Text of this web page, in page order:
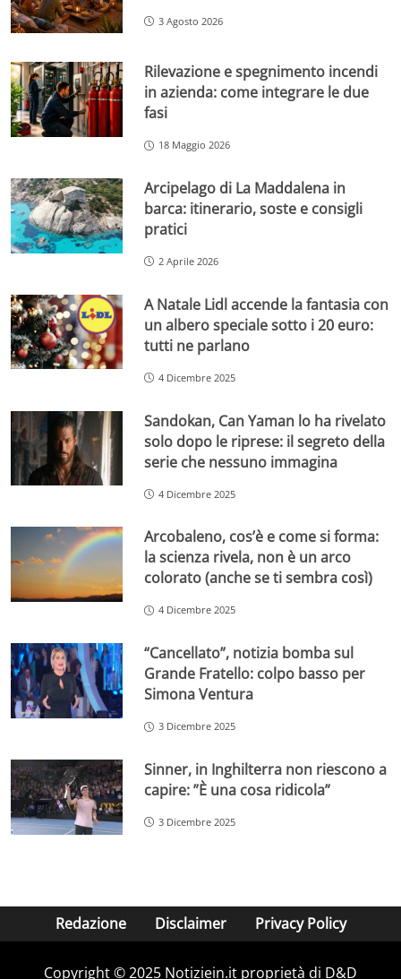
3 Agosto 2026
Rilevazione e spegnimento incendi
in azienda: come integrare le due
fasi
18 Maggio 2026
Arcipelago di La Maddalena in
barca: itinerario, soste e consigli
pratici
2 Aprile 2026
A Natale Lidl accende la fantasia con
un albero speciale sotto i 20 euro:
tutti ne parlano
4 Dicembre 2025
Sandokan, Can Yaman lo ha rivelato
solo dopo le riprese: il segreto della
serie che nessuno immagina
4 Dicembre 2025
Arcobaleno, cos’è e come si forma:
la scienza rivela, non è un arco
colorato (anche se ti sembra così)
4 Dicembre 2025
“Cancellato”, notizia bomba sul
Grande Fratello: colpo basso per
Simona Ventura
3 Dicembre 2025
Sinner, in Inghilterra non riescono a
capire: ”È una cosa ridicola”
3 Dicembre 2025
Redazione Disclaimer Privacy Policy
Copyright © 2025 Notiziein.it proprietà di D&D